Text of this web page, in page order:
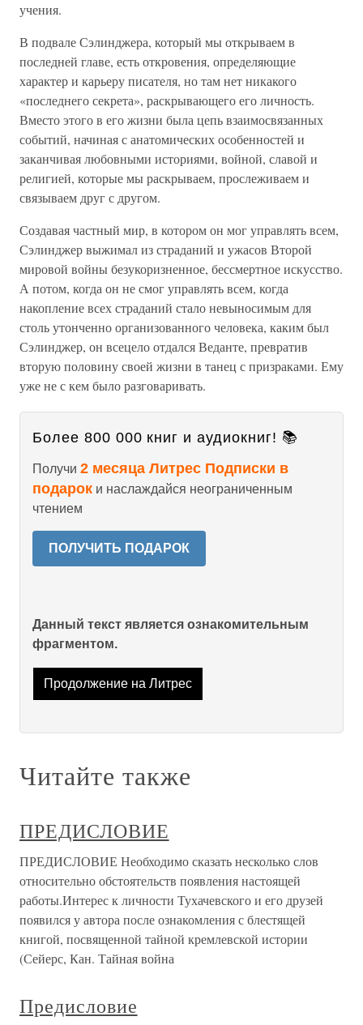
учения.
В подвале Сэлинджера, который мы открываем в
последней главе, есть откровения, определяющие
характер и карьеру писателя, но там нет никакого
«последнего секрета», раскрывающего его личность.
Вместо этого в его жизни была цепь взаимосвязанных
событий, начиная с анатомических особенностей и
заканчивая любовными историями, войной, славой и
религией, которые мы раскрываем, прослеживаем и
связываем друг с другом.
Создавая частный мир, в котором он мог управлять всем,
Сэлинджер выжимал из страданий и ужасов Второй
мировой войны безукоризненное, бессмертное искусство.
А потом, когда он не смог управлять всем, когда
накопление всех страданий стало невыносимым для
столь утонченно организованного человека, каким был
Сэлинджер, он всецело отдался Веданте, превратив
вторую половину своей жизни в танец с призраками. Ему
уже не с кем было разговаривать.
Более 800 000 книг и аудиокниг! 📚
Получи 2 месяца Литрес Подписки в
подарок и наслаждайся неограниченным
чтением
ПОЛУЧИТЬ ПОДАРОК
Данный текст является ознакомительным
фрагментом.
Продолжение на Литрес
Читайте также
ПРЕДИСЛОВИЕ
ПРЕДИСЛОВИЕ Необходимо сказать несколько слов
относительно обстоятельств появления настоящей
работы.Интерес к личности Тухачевского и его друзей
появился у автора после ознакомления с блестящей
книгой, посвященной тайной кремлевской истории
(Сейерс, Кан. Тайная война
Предисловие